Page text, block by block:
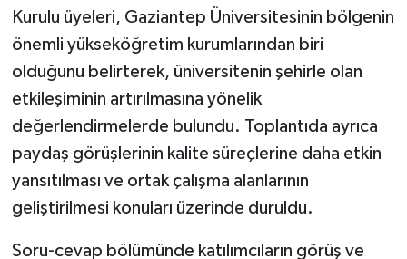
Kurulu üyeleri, Gaziantep Üniversitesinin bölgenin
önemli yükseköğretim kurumlarından biri
olduğunu belirterek, üniversitenin şehirle olan
etkileşiminin artırılmasına yönelik
değerlendirmelerde bulundu. Toplantıda ayrıca
paydaş görüşlerinin kalite süreçlerine daha etkin
yansıtılması ve ortak çalışma alanlarının
geliştirilmesi konuları üzerinde duruldu.
Soru-cevap bölümünde katılımcıların görüş ve